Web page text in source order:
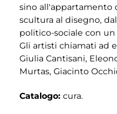
sino all'appartamento
scultura al disegno,
politico-sociale con
Gli artisti chiamati ad
Giulia Cantisani,
Murtas, Giacinto
Catalogo: cura.